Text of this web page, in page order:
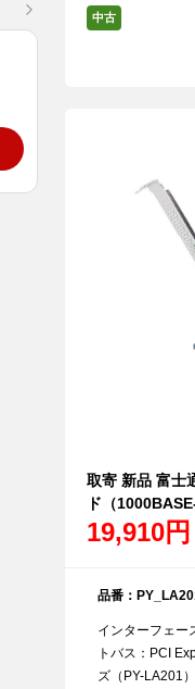
中古
取寄 新品 富士
ド（
19,910円
品番：
インターフェー
トバス：PCI
ズ（PY-LA201